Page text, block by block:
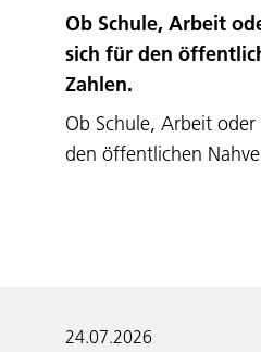
Ob Schule, Arbeit
sich für den
Zahlen.
Ob Schule, Arbeit
den öffentlichen
24.07.2026